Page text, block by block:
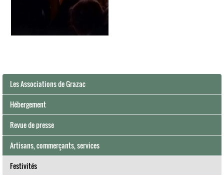
Les Associations de Grazac
Hébergement
Revue de presse
Artisans, commerçants, services
Festivités